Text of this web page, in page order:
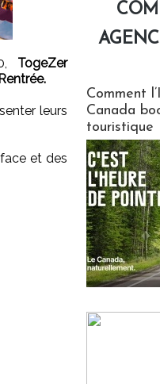
TogeZer
leurs
et des
Comment
Canada
touristique